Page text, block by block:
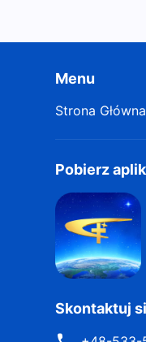
Menu
Strona Główna
Pobierz
Skontaktuj